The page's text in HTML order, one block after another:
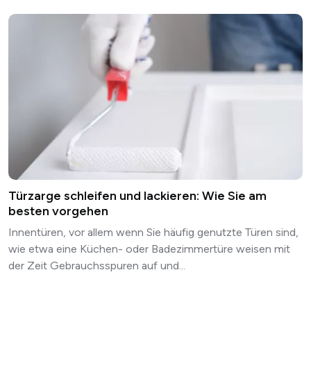
Türzarge schleifen und lackieren: Wie Sie am
besten vorgehen
Innentüren, vor allem wenn Sie häufig genutzte Türen sind,
wie etwa eine Küchen- oder Badezimmertüre weisen mit
der Zeit Gebrauchsspuren auf und...